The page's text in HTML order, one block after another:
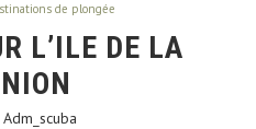
de plongée
L’ILE DE LA
Adm_scuba